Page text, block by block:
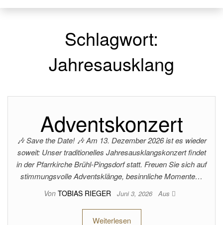
Schlagwort:
Jahresausklang
Adventskonzert
🎶 Save the Date! 🎶 Am 13. Dezember 2026 ist es wieder
soweit: Unser traditionelles Jahresausklangskonzert findet
in der Pfarrkirche Brühl-Pingsdorf statt. Freuen Sie sich auf
stimmungsvolle Adventsklänge, besinnliche Momente…
Von TOBIAS RIEGER Juni 3, 2026 Aus
Weiterlesen